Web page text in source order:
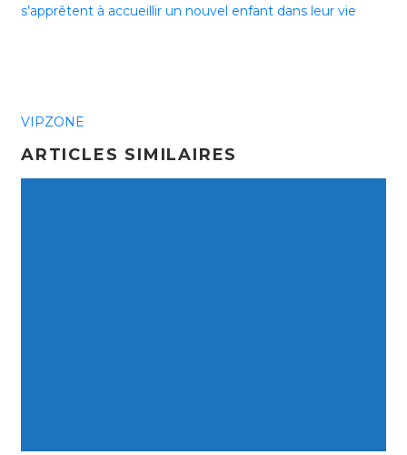
s’apprêtent à accueillir un nouvel enfant dans leur vie
VIPZONE
ARTICLES SIMILAIRES